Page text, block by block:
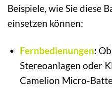
Beispiele, wie Sie diese
einsetzen können:
Fernbedienungen:
Stereoanlagen oder
Camelion Micro-